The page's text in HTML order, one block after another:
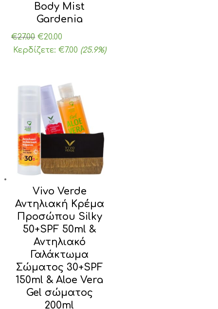
Body Mist
Gardenia
€27.00 Original
price
€20.00
τρέχουσα
€20.00.
Κερδίζετε: €7.00 (25.9%)
Vivo Verde
Αντηλιακή Κρέμα
Προσώπου Silky
50+SPF 50ml &
Αντηλιακό
Γαλάκτωμα
Σώματος 30+SPF
150ml & Aloe Vera
Gel σώματος
200ml